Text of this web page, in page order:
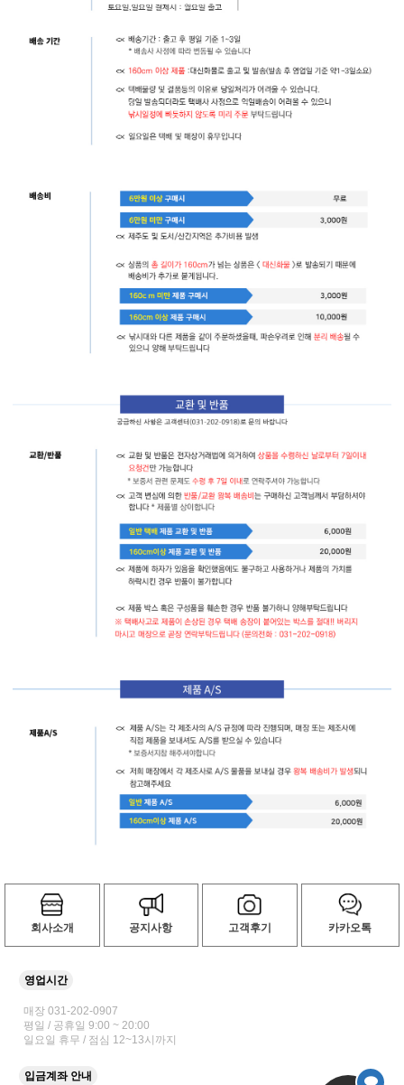
회사소개 공지사항 고객후기 카카오톡
영업시간
매장 031-202-0907
평일 / 공휴일 9:00 ~ 20:00
일요일 휴무 / 점심 12~13시까지
입금계좌 안내